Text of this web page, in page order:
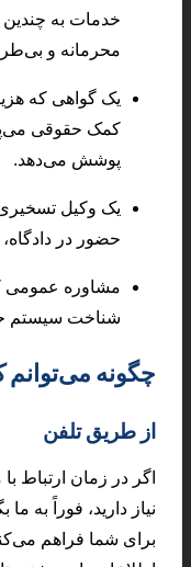
خدمات به
محرمانه و
یک گواهی که
کمک حقوقی
پوشش می‌دهد.
یک وکیل تسخیری
حضور در
مشاوره عمومی
شناخت سیستم
چگونه
از طریق تلفن
اگر در زمان ارتباط
نیاز دارید، فوراً به
برای شما فراهم